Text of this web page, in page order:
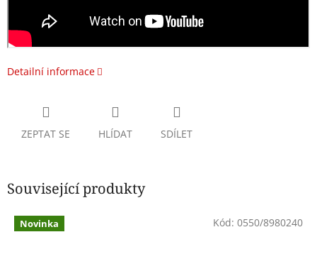
Detailní informace
ZEPTAT SE HLÍDAT SDÍLET
Související produkty
Novinka Kód: 0550/8980240